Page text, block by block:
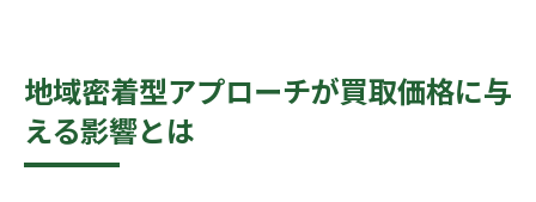
地域住民との関係構築がもたらす買取の利
点
地元イベントが買取価格に与える影響
地域密着型アプローチが買取価格に与
える影響とは